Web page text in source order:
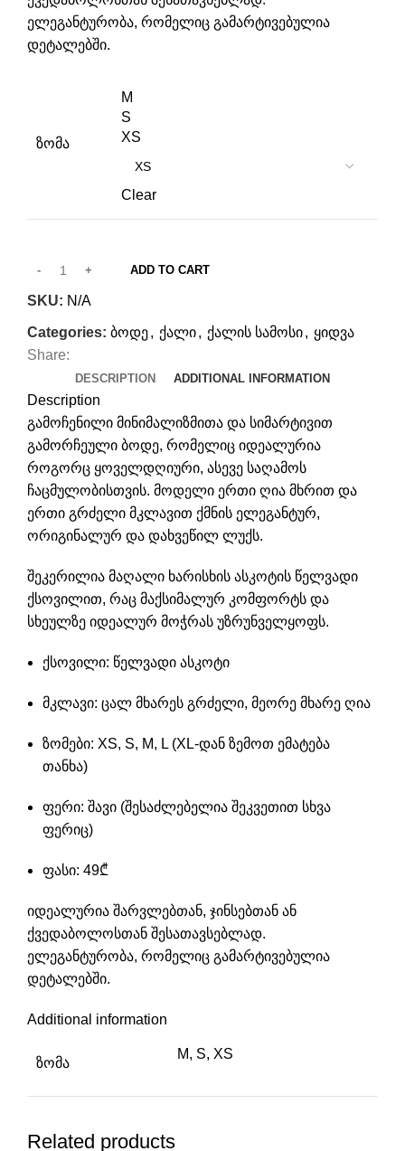
ელეგანტურობა, რომელიც გამარტივებულია
დეტალებში.
ზომა
M
S
XS
Clear
ADD TO CART
SKU: N/A
Categories: ბოდე, ქალი, ქალის სამოსი, ყიდვა
Share:
DESCRIPTION ADDITIONAL INFORMATION
Description
გამოჩენილი მინიმალიზმითა და სიმარტივით
გამორჩეული ბოდე, რომელიც იდეალურია
როგორც ყოველდღიური, ასევე საღამოს
ჩაცმულობისთვის. მოდელი ერთი ღია მხრით და
ერთი გრძელი მკლავით ქმნის ელეგანტურ,
ორიგინალურ და დახვეწილ ლუქს.
შეკერილია მაღალი ხარისხის ასკოტის წელვადი
ქსოვილით, რაც მაქსიმალურ კომფორტს და
სხეულზე იდეალურ მოჭრას უზრუნველყოფს.
ქსოვილი: წელვადი ასკოტი
მკლავი: ცალ მხარეს გრძელი, მეორე მხარე ღია
ზომები: XS, S, M, L (XL-დან ზემოთ ემატება
თანხა)
ფერი: შავი (შესაძლებელია შეკვეთით სხვა
ფერიც)
ფასი: 49₾
იდეალურია შარვლებთან, ჯინსებთან ან
ქვედაბოლოსთან შესათავსებლად.
ელეგანტურობა, რომელიც გამარტივებულია
დეტალებში.
Additional information
ზომა
M, S, XS
Related products